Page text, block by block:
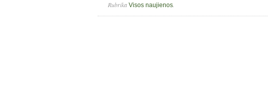
Rubrika Visos naujienos